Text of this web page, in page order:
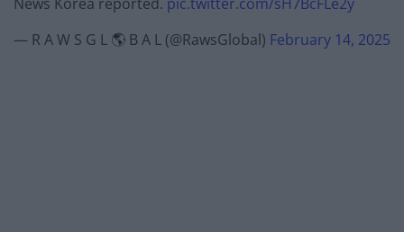
— R A W S G L 🌎 B A L (@RawsGlobal) February 14, 2025